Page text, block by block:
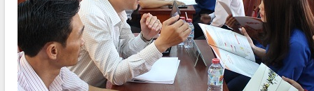
Khởi động Dự án Đầu tư xây dựng hạ
tầng kỹ thuật Cụm công nghiệp Tân
Gặp mặt các cơ quan báo chí nhân Kỷ
niệm 101 năm Ngày Báo chí Cách
mạng Việt Nam